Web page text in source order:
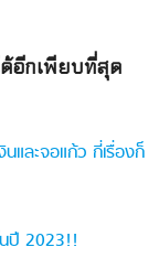
อีกเพียบที่สุด
ละจอแก้ว กี่เรื่องก็
ปี 2023!!